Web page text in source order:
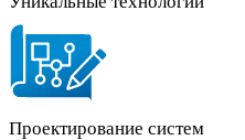
Проектирование систем